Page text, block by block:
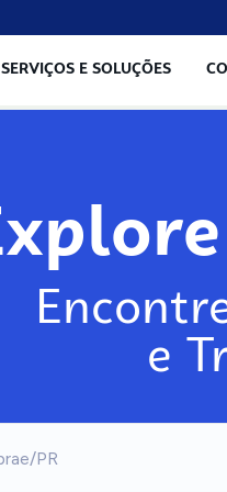
SERVIÇOS E SOLUÇÕES
e